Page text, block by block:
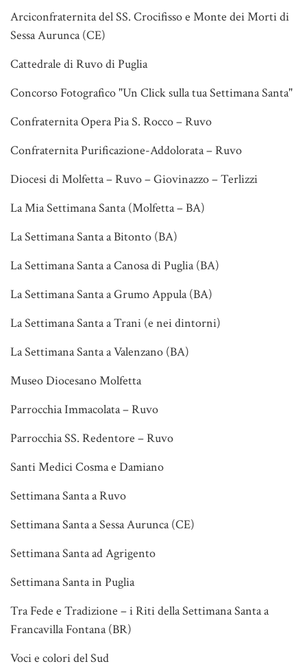
Arciconfraternita del SS. Crocifisso e Monte dei Morti di
Sessa Aurunca (CE)
Cattedrale di Ruvo di Puglia
Concorso Fotografico "Un Click sulla tua Settimana Santa"
Confraternita Opera Pia S. Rocco – Ruvo
Confraternita Purificazione-Addolorata – Ruvo
Diocesi di Molfetta – Ruvo – Giovinazzo – Terlizzi
La Mia Settimana Santa (Molfetta – BA)
La Settimana Santa a Bitonto (BA)
La Settimana Santa a Canosa di Puglia (BA)
La Settimana Santa a Grumo Appula (BA)
La Settimana Santa a Trani (e nei dintorni)
La Settimana Santa a Valenzano (BA)
Museo Diocesano Molfetta
Parrocchia Immacolata – Ruvo
Parrocchia SS. Redentore – Ruvo
Santi Medici Cosma e Damiano
Settimana Santa a Ruvo
Settimana Santa a Sessa Aurunca (CE)
Settimana Santa ad Agrigento
Settimana Santa in Puglia
Tra Fede e Tradizione – i Riti della Settimana Santa a
Francavilla Fontana (BR)
Voci e colori del Sud